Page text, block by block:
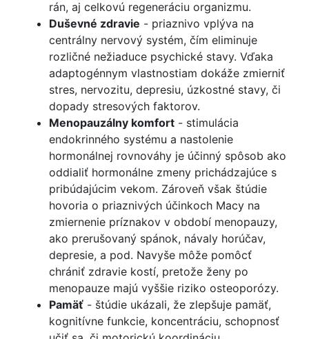
rán, aj celkovú regeneráciu organizmu.
Duševné zdravie - priaznivo vplýva na
centrálny nervový systém, čím eliminuje
rozličné nežiaduce psychické stavy. Vďaka
adaptogénnym vlastnostiam dokáže zmierniť
stres, nervozitu, depresiu, úzkostné stavy, či
dopady stresových faktorov.
Menopauzálny komfort - stimulácia
endokrinného systému a nastolenie
hormonálnej rovnováhy je účinný spôsob ako
oddialiť hormonálne zmeny prichádzajúce s
pribúdajúcim vekom. Zároveň však štúdie
hovoria o priaznivých účinkoch Macy na
zmiernenie príznakov v období menopauzy,
ako prerušovaný spánok, návaly horúčav,
depresie, a pod. Navyše môže pomôcť
chrániť zdravie kostí, pretože ženy po
menopauze majú vyššie riziko osteoporózy.
Pamäť - štúdie ukázali, že zlepšuje pamäť,
kognitívne funkcie, koncentráciu, schopnosť